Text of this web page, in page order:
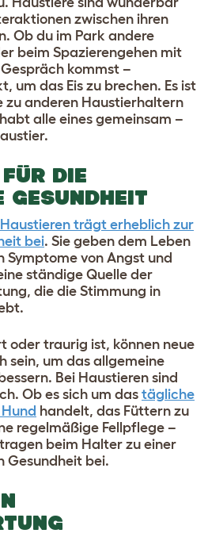
zwischen ihren
Ob du im Park andere
beim Spazierengehen mit
kommst –
um das Eis zu brechen. Es ist
zu anderen Haustierhaltern
alle eines gemeinsam –
DIE
GESUNDHEIT
trägt erheblich zur
bei. Sie geben dem Leben
Symptome von Angst und
ständige Quelle der
die die Stimmung in
oder traurig ist, können neue
sein, um das allgemeine
Bei Haustieren sind
Ob es sich um das tägliche
handelt, das Füttern zu
regelmäßige Fellpflege –
beim Halter zu einer
Gesundheit bei.